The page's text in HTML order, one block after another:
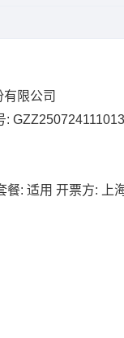
限公司
:
餐: 适用 开票方: 上